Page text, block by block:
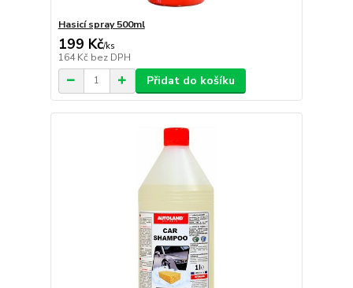
Hasicí spray 500ml
199 Kč/ks
164 Kč bez DPH
Přidat do košíku